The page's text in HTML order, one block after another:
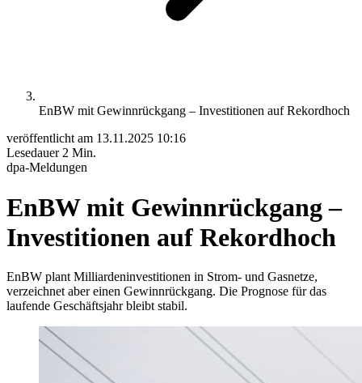
EnBW mit Gewinnrückgang – Investitionen auf Rekordhoch
veröffentlicht am 13.11.2025 10:16
Lesedauer 2 Min.
dpa-Meldungen
EnBW mit Gewinnrückgang –
Investitionen auf Rekordhoch
EnBW plant Milliardeninvestitionen in Strom- und Gasnetze,
verzeichnet aber einen Gewinnrückgang. Die Prognose für das
laufende Geschäftsjahr bleibt stabil.